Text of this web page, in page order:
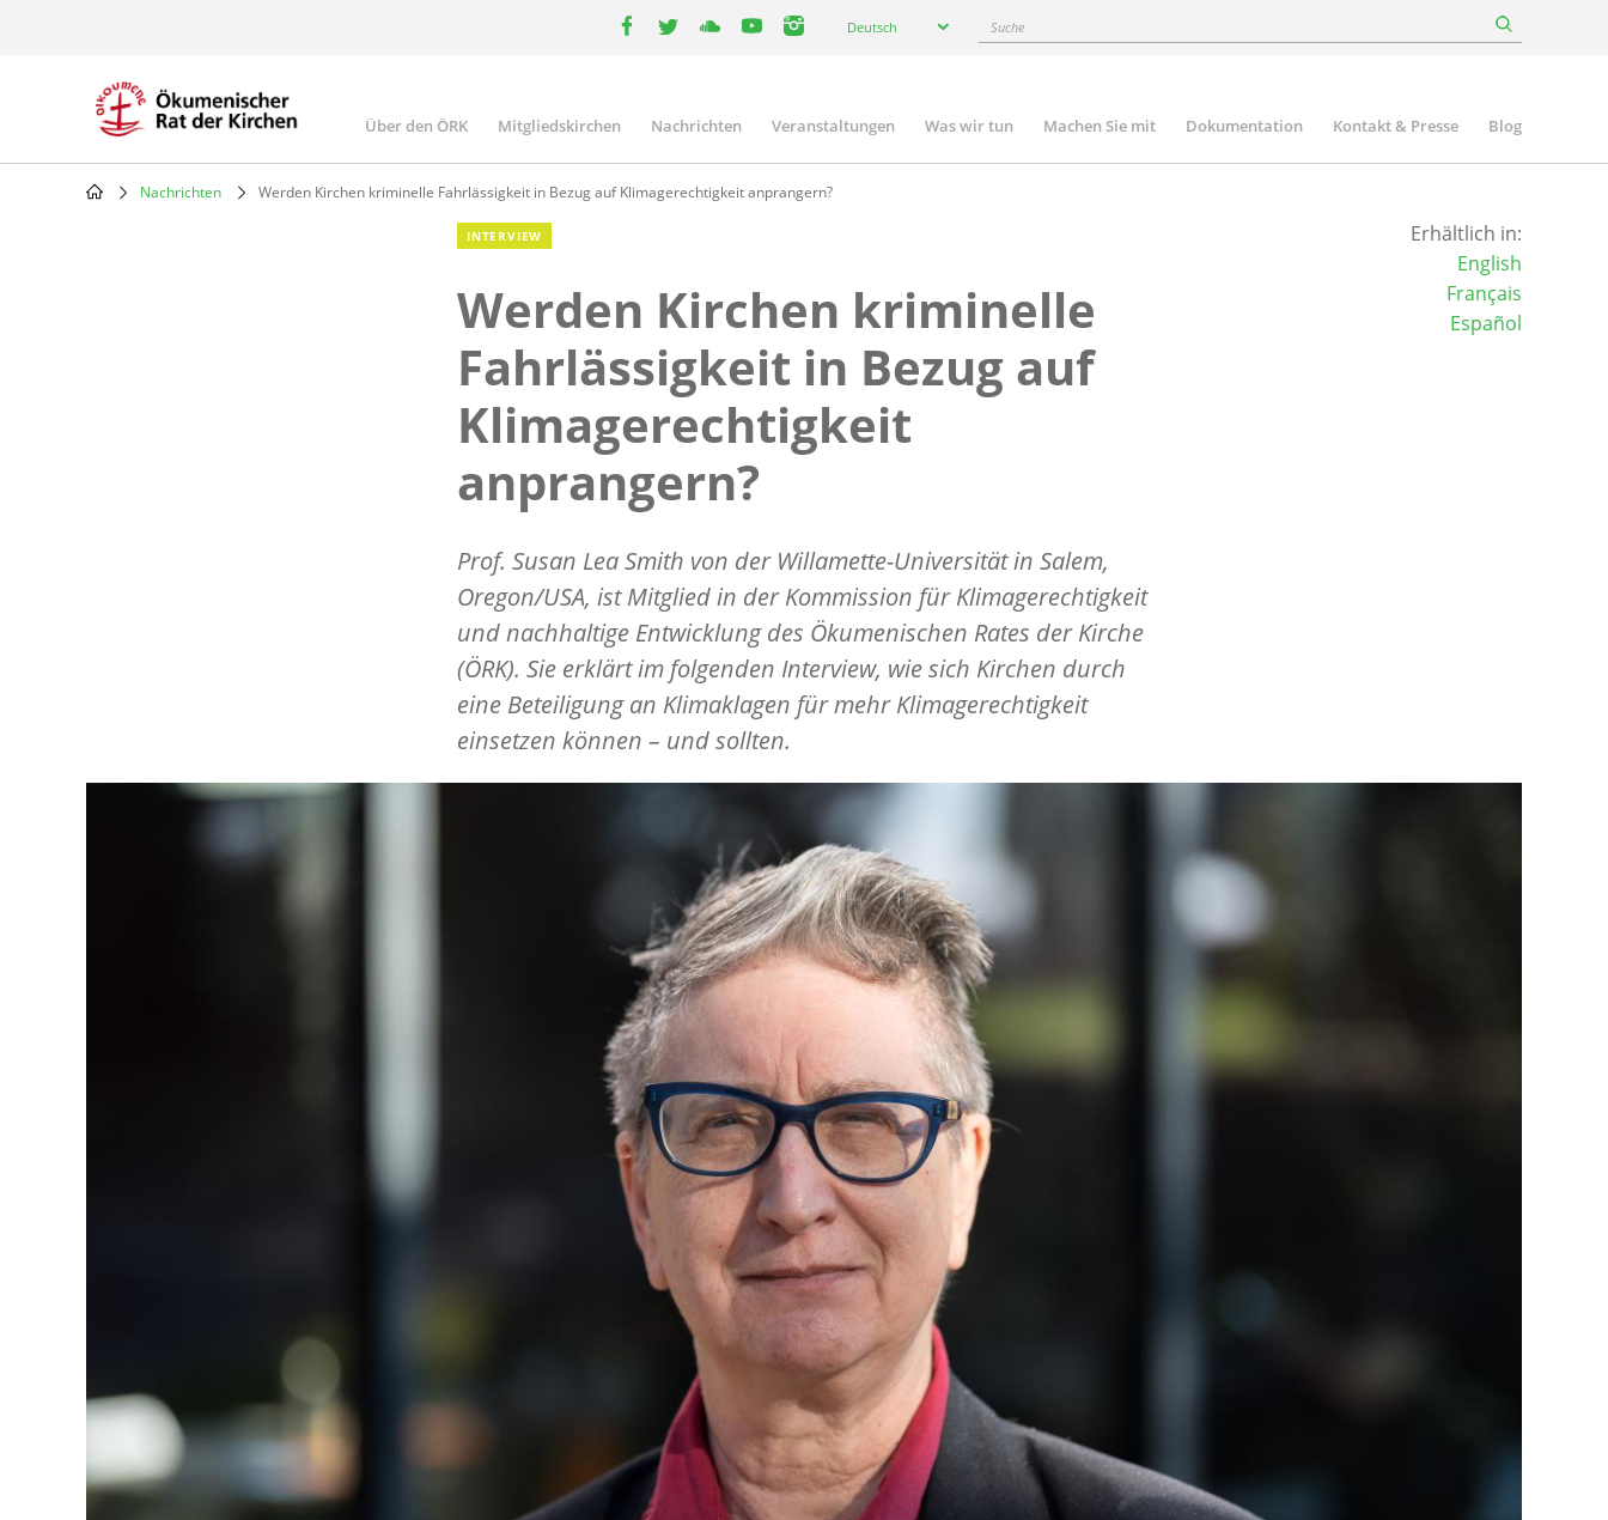
Deutsch Suche
Main
navigation
Über den ÖRK Mitgliedskirchen Nachrichten Veranstaltungen Was wir tun Machen Sie mit Dokumentation Kontakt & Presse Blog
Nachrichten Werden Kirchen kriminelle Fahrlässigkeit in Bezug auf Klimagerechtigkeit anprangern?
INTERVIEW
Werden Kirchen kriminelle
Fahrlässigkeit in Bezug auf
Klimagerechtigkeit
anprangern?
Prof. Susan Lea Smith von der Willamette-Universität in Salem,
Oregon/USA, ist Mitglied in der Kommission für Klimagerechtigkeit
und nachhaltige Entwicklung des Ökumenischen Rates der Kirche
(ÖRK). Sie erklärt im folgenden Interview, wie sich Kirchen durch
eine Beteiligung an Klimaklagen für mehr Klimagerechtigkeit
einsetzen können – und sollten.
Erhältlich in:
English
Français
Español